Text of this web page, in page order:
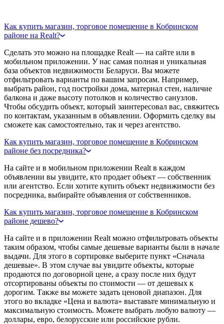
Как купить магазин, торговое помещение в Кобринском
районе на Realt?
Сделать это можно на площадке Realt — на сайте или в
мобильном приложении. У нас самая полная и уникальная
база объектов недвижимости Беларуси. Вы можете
отфильтровать варианты по вашим запросам. Например,
выбрать район, год постройки дома, материал стен, наличие
балкона и даже высоту потолков и количество санузлов.
Чтобы обсудить объект, который заинтересовал вас, свяжитесь
по контактам, указанным в объявлении. Оформить сделку вы
сможете как самостоятельно, так и через агентство.
Как купить магазин, торговое помещение в Кобринском
районе без посредника?
На сайте и в мобильном приложении Realt в каждом
объявлении вы увидите, кто продает объект — собственник
или агентство. Если хотите купить объект недвижимости без
посредника, выбирайте объявления от собственников.
Как купить магазин, торговое помещение в Кобринском
районе дешево?
На сайте и в приложении Realt можно отфильтровать объекты
таким образом, чтобы самые дешевые варианты были в начале
выдачи. Для этого в сортировке выберите пункт «Сначала
дешевые». В этом случае вы увидите объекты, которые
продаются по договорной цене, а сразу после них будут
отсортированы объекты по стоимости — от дешевых к
дорогим. Также вы можете задать ценовой диапазон. Для
этого во вкладке «Цена и валюта» выставьте минимальную и
максимальную стоимость. Можете выбрать любую валюту —
доллары, евро, белорусские или российские рубли.